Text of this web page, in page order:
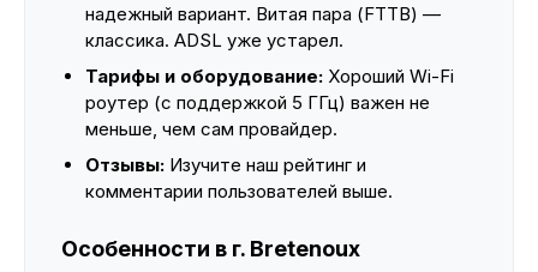
надежный вариант. Витая пара (FTTB) —
классика. ADSL уже устарел.
Тарифы и оборудование: Хороший Wi-Fi
роутер (с поддержкой 5 ГГц) важен не
меньше, чем сам провайдер.
Отзывы: Изучите наш рейтинг и
комментарии пользователей выше.
Особенности в г. Bretenoux